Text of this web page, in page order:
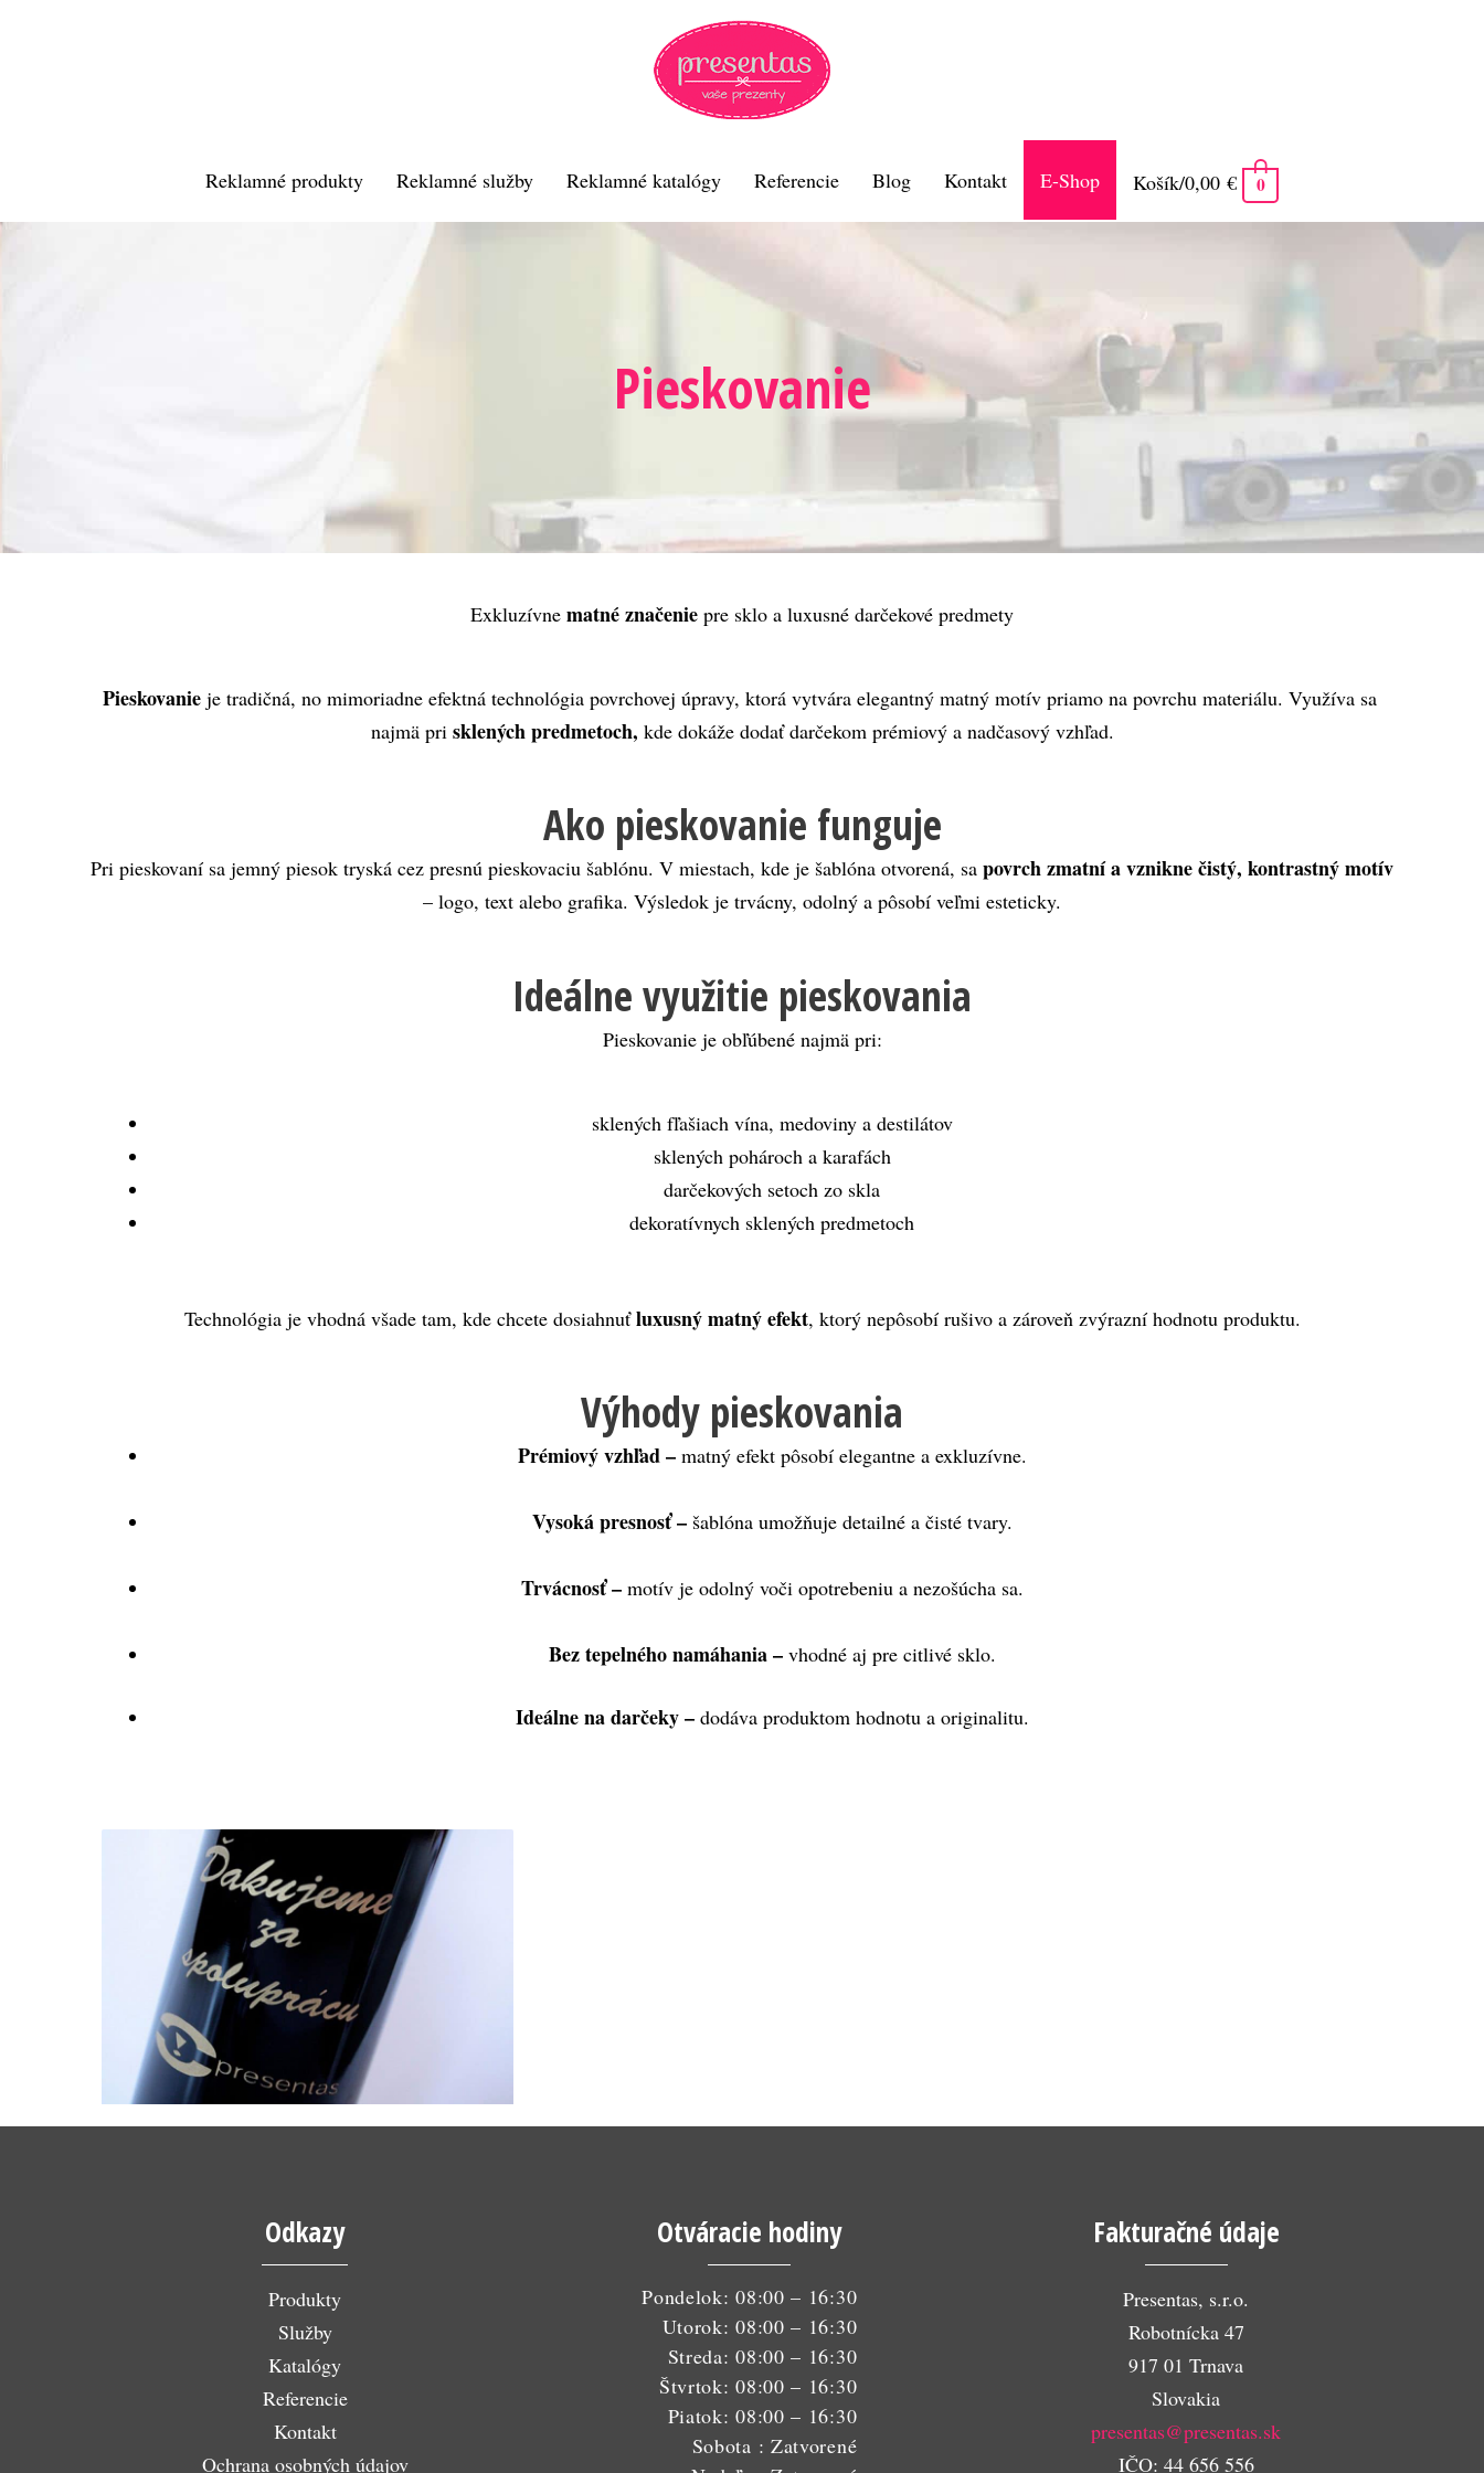
Reklamné produkty Reklamné služby Reklamné katalógy Referencie Blog Kontakt E-Shop Košík/0,00€ 0
Pieskovanie
Exkluzívne matné značenie pre sklo a luxusné darčekové predmety
Pieskovanie je tradičná, no mimoriadne efektná technológia povrchovej úpravy, ktorá vytvára elegantný matný motív priamo na povrchu materiálu. Využíva sa
najmä pri sklených predmetoch, kde dokáže dodať darčekom prémiový a nadčasový vzhľad.
Ako pieskovanie funguje
Pri pieskovaní sa jemný piesok tryská cez presnú pieskovaciu šablónu. V miestach, kde je šablóna otvorená, sa povrch zmatní a vznikne čistý, kontrastný motív
– logo, text alebo grafika. Výsledok je trvácny, odolný a pôsobí veľmi esteticky.
Ideálne využitie pieskovania
Pieskovanie je obľúbené najmä pri:
sklených fľašiach vína, medoviny a destilátov
sklených pohároch a karafách
darčekových setoch zo skla
dekoratívnych sklených predmetoch
Technológia je vhodná všade tam, kde chcete dosiahnuť luxusný matný efekt, ktorý nepôsobí rušivo a zároveň zvýrazní hodnotu produktu.
Výhody pieskovania
Prémiový vzhľad – matný efekt pôsobí elegantne a exkluzívne.
Vysoká presnosť – šablóna umožňuje detailné a čisté tvary.
Trvácnosť – motív je odolný voči opotrebeniu a nezošúcha sa.
Bez tepelného namáhania – vhodné aj pre citlivé sklo.
Ideálne na darčeky – dodáva produktom hodnotu a originalitu.
Odkazy
Produkty
Služby
Katalógy
Referencie
Kontakt
Ochrana osobných údajov
Otváracie hodiny
Pondelok: 08:00 – 16:30
Utorok: 08:00 – 16:30
Streda: 08:00 – 16:30
Štvrtok: 08:00 – 16:30
Piatok: 08:00 – 16:30
Sobota : Zatvorené
Fakturačné údaje
Presentas, s.r.o.
Robotnícka 47
917 01 Trnava
Slovakia
presentas@presentas.sk
IČO: 44 656 556